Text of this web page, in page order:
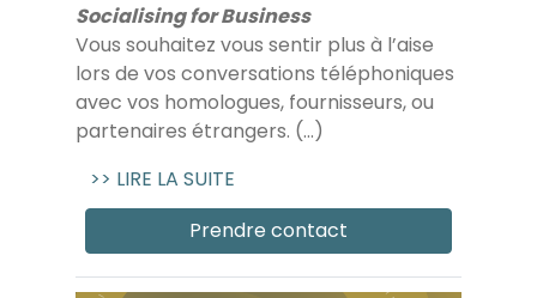
Socialising for Business
Vous souhaitez vous sentir plus à l’aise
lors de vos conversations téléphoniques
avec vos homologues, fournisseurs, ou
partenaires étrangers. (...)
>> LIRE LA SUITE
Prendre contact